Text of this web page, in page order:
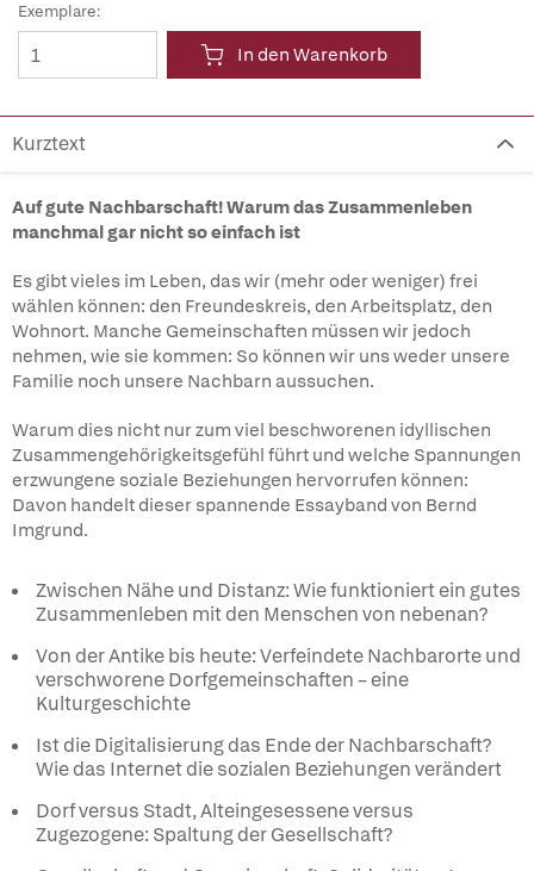
Exemplare:
In den Warenkorb
Kurztext
Auf gute Nachbarschaft! Warum das Zusammenleben
manchmal gar nicht so einfach ist
Es gibt vieles im Leben, das wir (mehr oder weniger) frei
wählen können: den Freundeskreis, den Arbeitsplatz, den
Wohnort. Manche Gemeinschaften müssen wir jedoch
nehmen, wie sie kommen: So können wir uns weder unsere
Familie noch unsere Nachbarn aussuchen.
Warum dies nicht nur zum viel beschworenen idyllischen
Zusammengehörigkeitsgefühl führt und welche Spannungen
erzwungene soziale Beziehungen hervorrufen können:
Davon handelt dieser spannende Essayband von Bernd
Imgrund.
Zwischen Nähe und Distanz: Wie funktioniert ein gutes
Zusammenleben mit den Menschen von nebenan?
Von der Antike bis heute: Verfeindete Nachbarorte und
verschworene Dorfgemeinschaften – eine
Kulturgeschichte
Ist die Digitalisierung das Ende der Nachbarschaft?
Wie das Internet die sozialen Beziehungen verändert
Dorf versus Stadt, Alteingesessene versus
Zugezogene: Spaltung der Gesellschaft?